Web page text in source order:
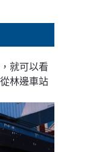
就可以看
林邊車站